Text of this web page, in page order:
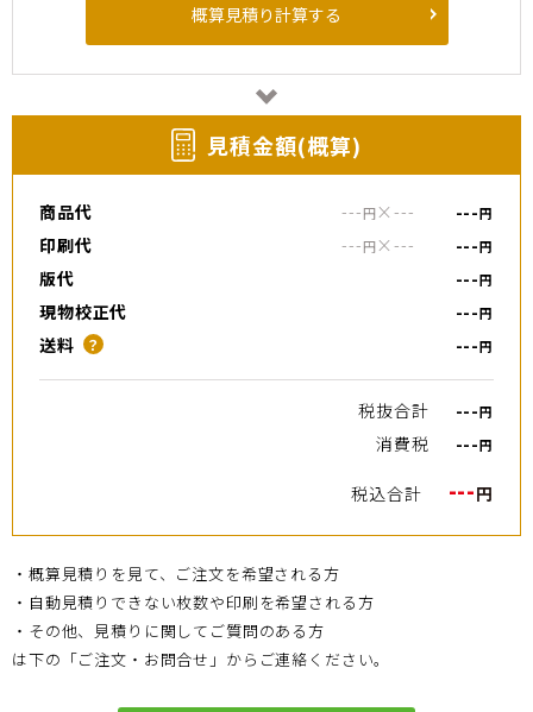
概算見積り計算する
⾒積⾦額(概算)
商品代 ---円×--- ---円
印刷代 ---円×--- ---円
版代 ---円
現物校正代 ---円
送料 ？ ---円
税抜合計 ---円
消費税 ---円
税込合計 ---円
・概算見積りを見て、ご注文を希望される方
・自動見積りできない枚数や印刷を希望される方
・その他、見積りに関してご質問のある方
は下の「ご注文・お問合せ」からご連絡ください。